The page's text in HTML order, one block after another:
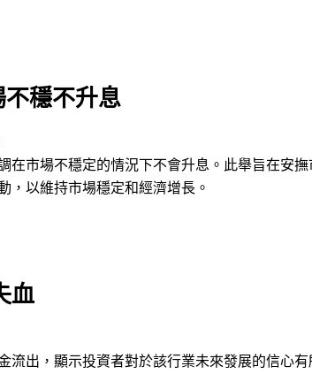
不穩不升息
在市場不穩定的情況下不會升息。此舉旨在安
，以維持市場穩定和經濟增長。
血
流出，顯示投資者對於該行業未來發展的信心